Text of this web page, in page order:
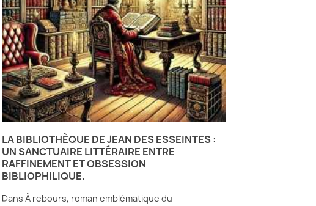
LA BIBLIOTHÈQUE DE JEAN DES ESSEINTES :
UN SANCTUAIRE LITTÉRAIRE ENTRE
RAFFINEMENT ET OBSESSION
BIBLIOPHILIQUE.
Dans À rebours, roman emblématique du